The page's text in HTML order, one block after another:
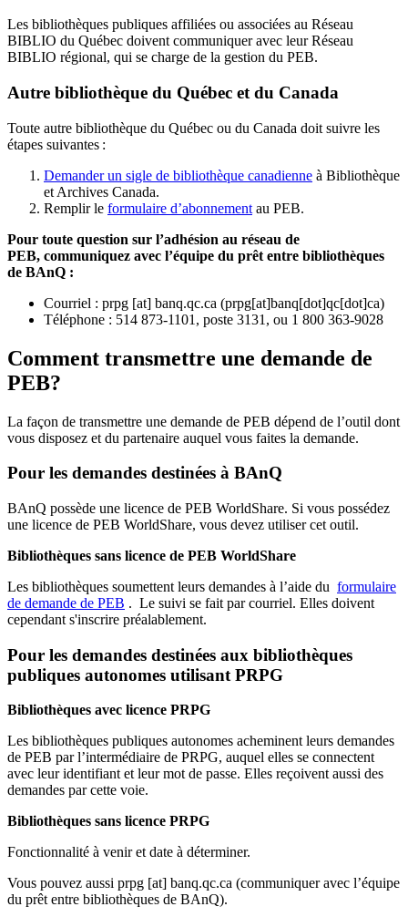
Les bibliothèques publiques affiliées ou associées au Réseau
BIBLIO du Québec doivent communiquer avec leur Réseau
BIBLIO régional, qui se charge de la gestion du PEB.
Autre bibliothèque du Québec et du Canada
Toute autre bibliothèque du Québec ou du Canada doit suivre les
étapes suivantes :
Demander un sigle de bibliothèque canadienne à Bibliothèque
et Archives Canada.
Remplir le formulaire d’abonnement au PEB.
Pour toute question sur l’adhésion au réseau de
PEB, communiquez avec l’équipe du prêt entre bibliothèques
de BAnQ :
Courriel : prpg [at] banq.qc.ca (prpg[at]banq[dot]qc[dot]ca)
Téléphone : 514 873-1101, poste 3131, ou 1 800 363-9028
Comment transmettre une demande de
PEB?
La façon de transmettre une demande de PEB dépend de l’outil dont
vous disposez et du partenaire auquel vous faites la demande.
Pour les demandes destinées à BAnQ
BAnQ possède une licence de PEB WorldShare. Si vous possédez
une licence de PEB WorldShare, vous devez utiliser cet outil.
Bibliothèques sans licence de PEB WorldShare
Les bibliothèques soumettent leurs demandes à l’aide du formulaire
de demande de PEB . Le suivi se fait par courriel. Elles doivent
cependant s'inscrire préalablement.
Pour les demandes destinées aux bibliothèques
publiques autonomes utilisant PRPG
Bibliothèques avec licence PRPG
Les bibliothèques publiques autonomes acheminent leurs demandes
de PEB par l’intermédiaire de PRPG, auquel elles se connectent
avec leur identifiant et leur mot de passe. Elles reçoivent aussi des
demandes par cette voie.
Bibliothèques sans licence PRPG
Fonctionnalité à venir et date à déterminer.
Vous pouvez aussi prpg [at] banq.qc.ca (communiquer avec l’équipe
du prêt entre bibliothèques de BAnQ).